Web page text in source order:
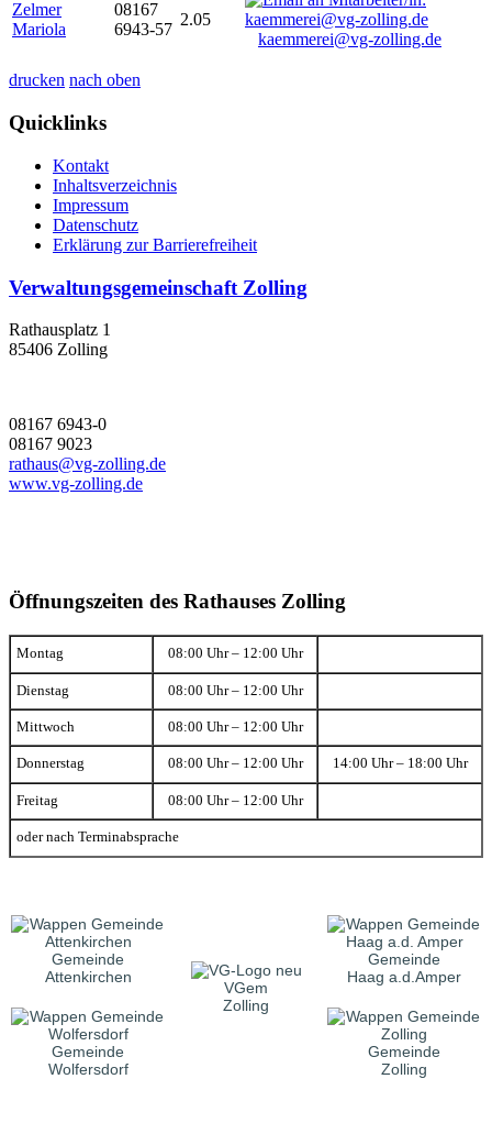
Zelmer
Mariola
08167
6943-57
2.05
kaemmerei@vg-zolling.de
drucken nach oben
Quicklinks
Kontakt
Inhaltsverzeichnis
Impressum
Datenschutz
Erklärung zur Barrierefreiheit
Verwaltungsgemeinschaft Zolling
Rathausplatz 1
85406 Zolling
08167 6943-0
08167 9023
rathaus@vg-zolling.de
www.vg-zolling.de
Öffnungszeiten des Rathauses Zolling
Montag 08:00 Uhr – 12:00 Uhr
Dienstag 08:00 Uhr – 12:00 Uhr
Mittwoch 08:00 Uhr – 12:00 Uhr
Donnerstag 08:00 Uhr – 12:00 Uhr 14:00 Uhr – 18:00 Uhr
Freitag 08:00 Uhr – 12:00 Uhr
oder nach Terminabsprache
Gemeinde
Attenkirchen
VGem
Zolling
Gemeinde
Haag a.d.Amper
Gemeinde
Wolfersdorf
Gemeinde
Zolling